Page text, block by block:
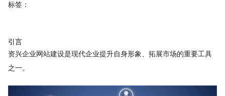
标签：
引言
资兴企业网站建设是现代企业提升自身形象、拓展市场的重要工具
之一。